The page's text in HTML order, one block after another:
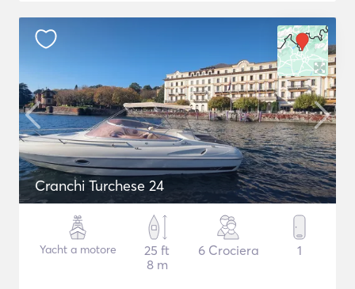
Cranchi Turchese 24
Yacht a motore
25 ft
8 m
6 Crociera 1